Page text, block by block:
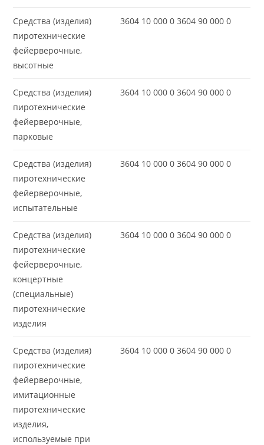
Средства (изделия)
пиротехнические
фейерверочные,
высотные
3604 10 000 0 3604 90 000 0
Средства (изделия)
пиротехнические
фейерверочные,
парковые
3604 10 000 0 3604 90 000 0
Средства (изделия)
пиротехнические
фейерверочные,
испытательные
3604 10 000 0 3604 90 000 0
Средства (изделия)
пиротехнические
фейерверочные,
концертные
(специальные)
пиротехнические
изделия
3604 10 000 0 3604 90 000 0
Средства (изделия)
пиротехнические
фейерверочные,
имитационные
пиротехнические
изделия,
используемые при
3604 10 000 0 3604 90 000 0